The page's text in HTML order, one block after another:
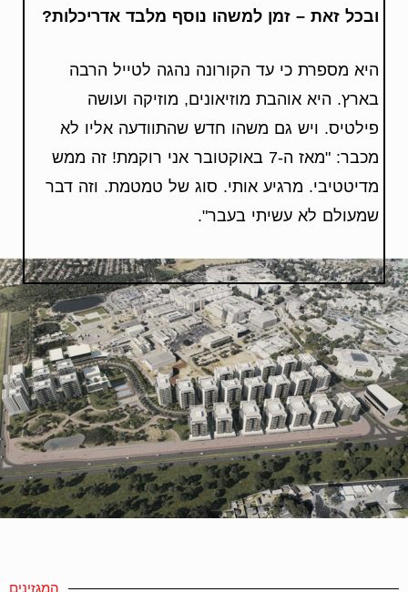
ובכל זאת – זמן למשהו נוסף מלבד אדריכלות?
היא מספרת כי עד הקורונה נהגה לטייל הרבה
בארץ. היא אוהבת מוזיאונים, מוזיקה ועושה
פילטיס. ויש גם משהו חדש שהתוודעה אליו לא
מכבר: "מאז ה-7 באוקטובר אני רוקמת! זה ממש
מדיטטיבי. מרגיע אותי. סוג של טמטמת. וזה דבר
שמעולם לא עשיתי בעבר".
המגזינים